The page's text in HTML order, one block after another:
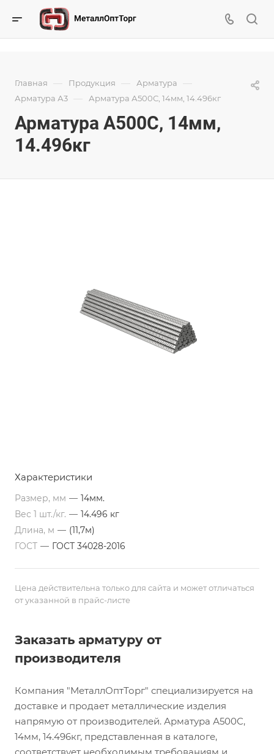
Главная — Продукция — Арматура —
Арматура А3 — Арматура А500С, 14мм, 14.496кг
Арматура А500С, 14мм,
14.496кг
Характеристики
Размер, мм — 14мм.
Вес 1 шт./кг. — 14.496 кг
Длина, м — (11,7м)
ГОСТ — ГОСТ 34028-2016
Цена действительна только для сайта и может отличаться
от указанной в прайс-листе
Заказать арматуру от
производителя
Компания "МеталлОптТорг" специализируется на
доставке и продает металлические изделия
напрямую от производителей. Арматура А500С,
14мм, 14.496кг, представленная в каталоге,